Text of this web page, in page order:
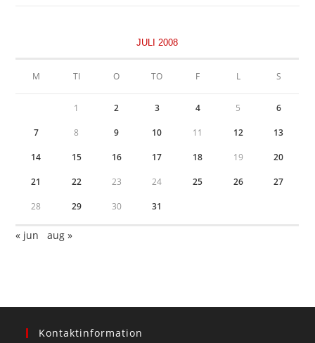
JULI 2008
M TI O TO F L S
1 2 3 4 5 6
7 8 9 10 11 12 13
14 15 16 17 18 19 20
21 22 23 24 25 26 27
28 29 30 31
« jun aug »
Kontaktinformation